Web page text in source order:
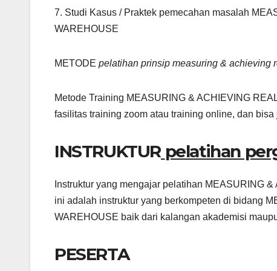
7. Studi Kasus / Praktek pemecahan masalah
WAREHOUSE
METODE pelatihan prinsip measuring & achieving
Metode Training MEASURING & ACHIEVING
fasilitas training zoom atau training online, dan
INSTRUKTUR pelatihan
Instruktur yang mengajar pelatihan MEASURING
ini adalah instruktur yang berkompeten di bidang
WAREHOUSE baik dari kalangan akademisi
PESERTA